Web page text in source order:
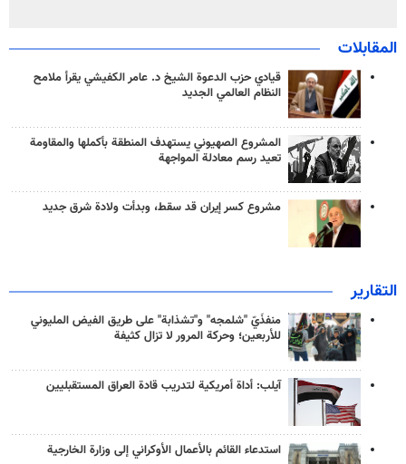
المقابلات
قيادي حزب الدعوة الشيخ د. عامر الكفيشي يقرأ ملامح
النظام العالمي الجديد
المشروع الصهيوني يستهدف المنطقة بأكملها والمقاومة
تعيد رسم معادلة المواجهة
مشروع كسر إيران قد سقط، وبدأت ولادة شرق جديد
التقارير
منفذَيّ "شلمجه" و"تشذابة" على طريق الفيض المليوني
للأربعين؛ وحركة المرور لا تزال كثيفة
آيلب: أداة أمريكية لتدريب قادة العراق المستقبليين
استدعاء القائم بالأعمال الأوكراني إلى وزارة الخارجية